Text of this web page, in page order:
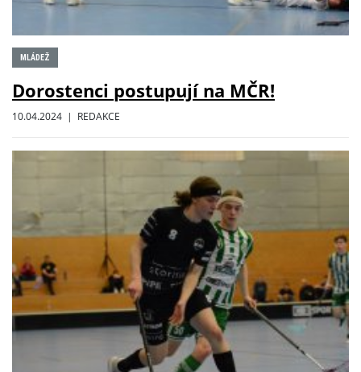
MLÁDEŽ
Dorostenci postupují na MČR!
10.04.2024 | REDAKCE